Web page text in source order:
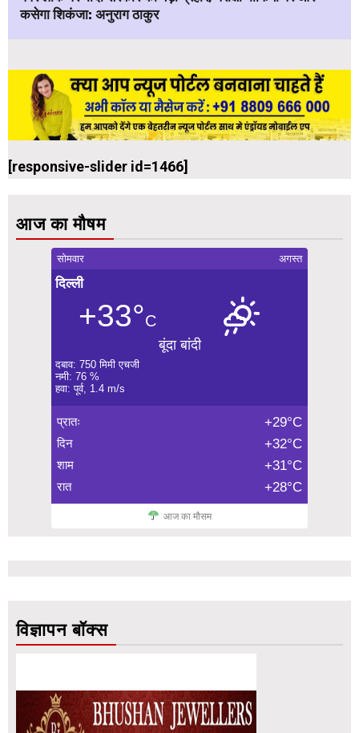
कसेगा शिकंजा: अनुराग ठाकुर
[responsive-slider id=1466]
आज का मौषम
सोमवार अगस्त
दिल्ली
+33°C
बूंदा बांदी
दबाव: 750 मिमी एचजी
नमी: 76 %
हवा: पूर्व, 1.4 m/s
प्रातः +29°C
दिन +32°C
शाम +31°C
रात +28°C
आज का मौसम
विज्ञापन बॉक्स